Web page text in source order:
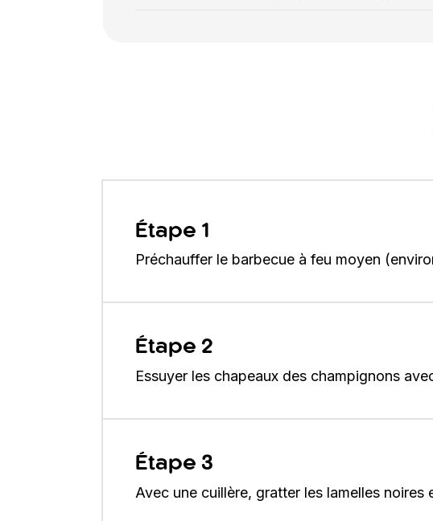
Étape 1
Préchauffer le barbecue à feu moyen
Étape 2
Essuyer les chapeaux des champignons
Étape 3
Avec une cuillère, gratter les lamelles